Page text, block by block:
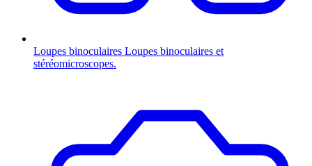
Loupes binoculaires Loupes binoculaires et
stéréomicroscopes.